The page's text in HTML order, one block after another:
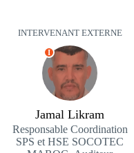
INTERVENANT EXTERNE
I
Jamal Likram
Responsable Coordination
SPS et HSE SOCOTEC